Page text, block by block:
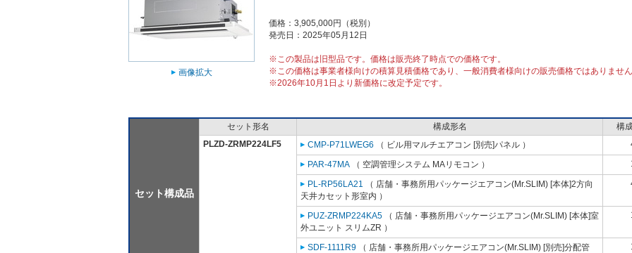
画像拡大
価格：3,905,000円（税別）
発売日：2025年05月12日
※この製品は旧型品です。価格は販売終了時点での価格です。
※この価格は事業者様向けの積算見積価格であり、一般消費者様向けの販売価格ではありませ
※2026年10月1日より新価格に改定予定です。
セット構成品
セット形名 構成形名
構
PLZD-ZRMP224LF5
CMP-P71LWEG6 （ ビル用マルチエアコン [別売]パネル ）
PAR-47MA （ 空調管理システム MAリモコン ）
PL-RP56LA21 （ 店舗・事務所用パッケージエアコン(Mr.SLIM) [本体]2方向
天井カセット形室内 ）
PUZ-ZRMP224KA5 （ 店舗・事務所用パッケージエアコン(Mr.SLIM) [本体]室
外ユニット スリムZR ）
SDF-1111R9 （ 店舗・事務所用パッケージエアコン(Mr.SLIM) [別売]分配管